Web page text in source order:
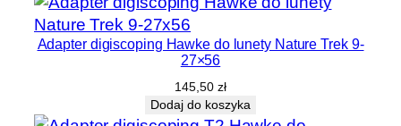
Adapter digiscoping Hawke do lunety Nature Trek 9-
27×56
145,50 zł
Dodaj do koszyka